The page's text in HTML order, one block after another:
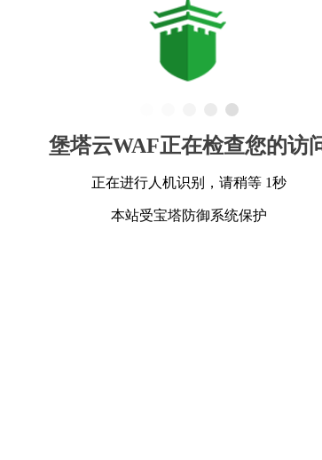
堡塔云WAF正在检查您的访
正在进行人机识别，请稍等 1秒
本站受宝塔防御系统保护